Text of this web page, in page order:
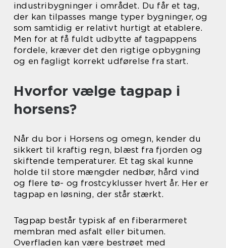
industribygninger i området. Du får et tag,
der kan tilpasses mange typer bygninger, og
som samtidig er relativt hurtigt at etablere.
Men for at få fuldt udbytte af tagpappens
fordele, kræver det den rigtige opbygning
og en fagligt korrekt udførelse fra start.
Hvorfor vælge tagpap i
horsens?
Når du bor i Horsens og omegn, kender du
sikkert til kraftig regn, blæst fra fjorden og
skiftende temperaturer. Et tag skal kunne
holde til store mængder nedbør, hård vind
og flere tø- og frostcyklusser hvert år. Her er
tagpap en løsning, der står stærkt.
Tagpap består typisk af en fiberarmeret
membran med asfalt eller bitumen.
Overfladen kan være bestrøet med